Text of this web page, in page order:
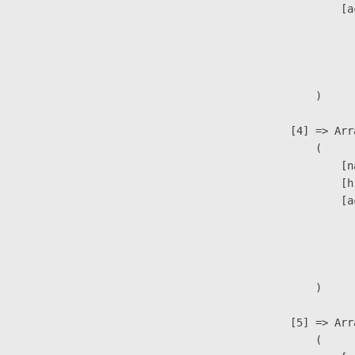
                        )
[4] =>
                        (
                        )
[5] =>
                        (